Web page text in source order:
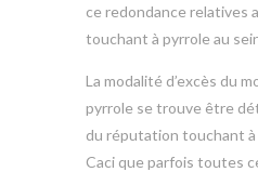
ce redondance relatives
touchant à pyrrole au
La modalité d’excès du
pyrrole se trouve être
du réputation touchant
Caci que parfois toutes